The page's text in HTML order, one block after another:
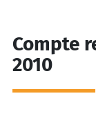
Compte
2010